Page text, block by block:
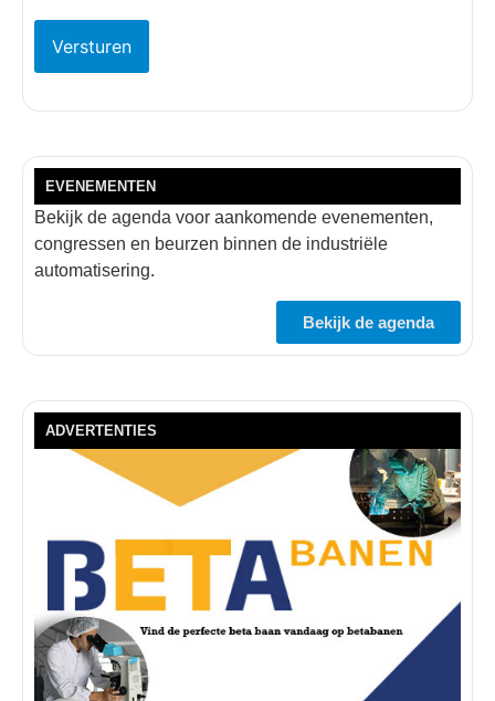
EVENEMENTEN
Bekijk de agenda voor aankomende evenementen,
congressen en beurzen binnen de industriële
automatisering.
Bekijk de agenda
ADVERTENTIES